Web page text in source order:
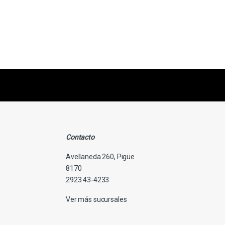
Contacto
Avellaneda 260, Pigüe
8170
2923 43-4233
Ver más sucursales